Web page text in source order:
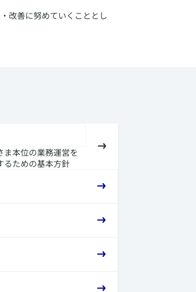
改善に努めていくこととし
ま本位の業務運営を
るための基本方針